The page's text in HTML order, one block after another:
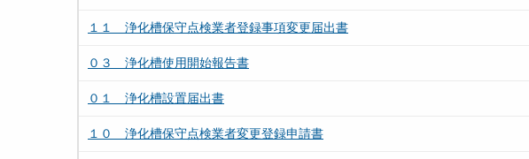
１１ 浄化槽保守点検業者登録事項変更届出書
０３ 浄化槽使用開始報告書
０１ 浄化槽設置届出書
１０ 浄化槽保守点検業者変更登録申請書